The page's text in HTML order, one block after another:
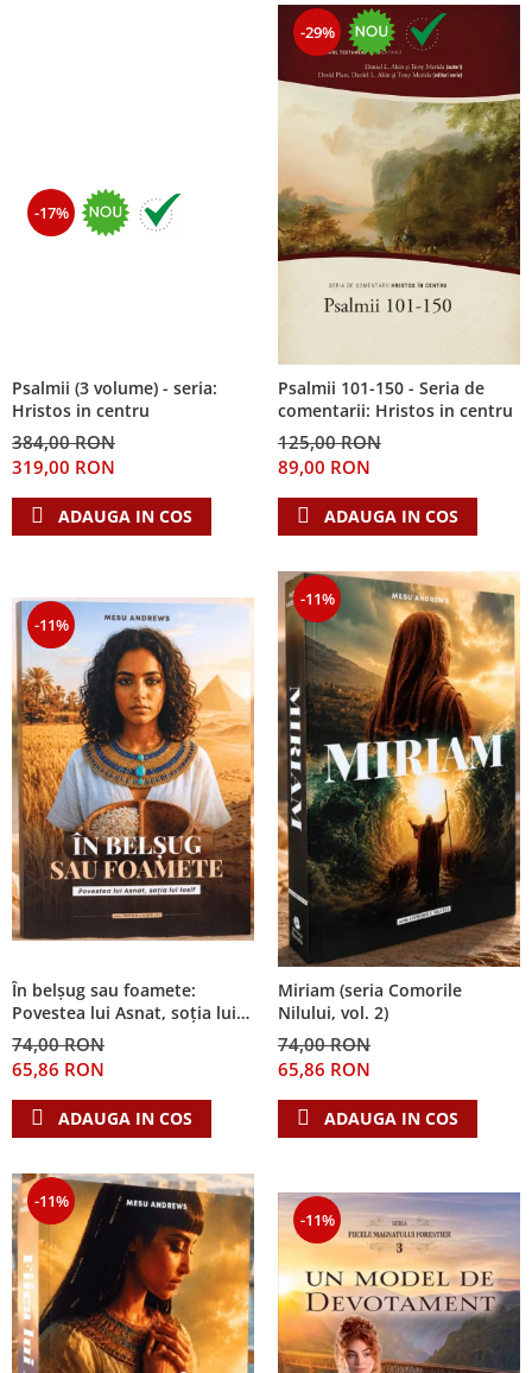
-17%
Psalmii (3 volume) - seria:
Hristos in centru
384,00 RON
319,00 RON
ADAUGA IN COS
-29%
Psalmii 101-150 - Seria de
comentarii: Hristos in centru
125,00 RON
89,00 RON
ADAUGA IN COS
-11%
În belșug sau foamete:
Povestea lui Asnat, soția lui
Iosif (Seria Cronicile Egiptului,
vol. 2)
74,00 RON
65,86 RON
ADAUGA IN COS
-11%
Miriam (seria Comorile
Nilului, vol. 2)
74,00 RON
65,86 RON
ADAUGA IN COS
-11%
-11%